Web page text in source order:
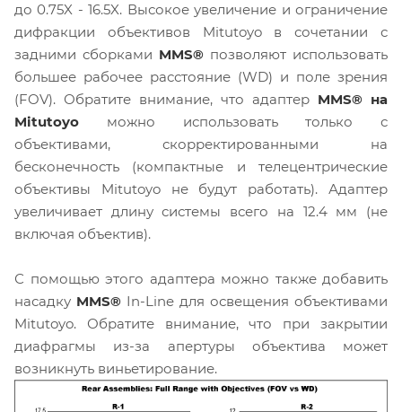
до 0.75X - 16.5X. Высокое увеличение и ограничение
дифракции объективов Mitutoyo в сочетании с
задними сборками MMS® позволяют использовать
большее рабочее расстояние (WD) и поле зрения
(FOV). Обратите внимание, что адаптер MMS® на
Mitutoyo можно использовать только с
объективами, скорректированными на
бесконечность (компактные и телецентрические
объективы Mitutoyo не будут работать). Адаптер
увеличивает длину системы всего на 12.4 мм (не
включая объектив).
С помощью этого адаптера можно также добавить
насадку MMS® In-Line для освещения объективами
Mitutoyo. Обратите внимание, что при закрытии
диафрагмы из-за апертуры объектива может
возникнуть виньетирование.